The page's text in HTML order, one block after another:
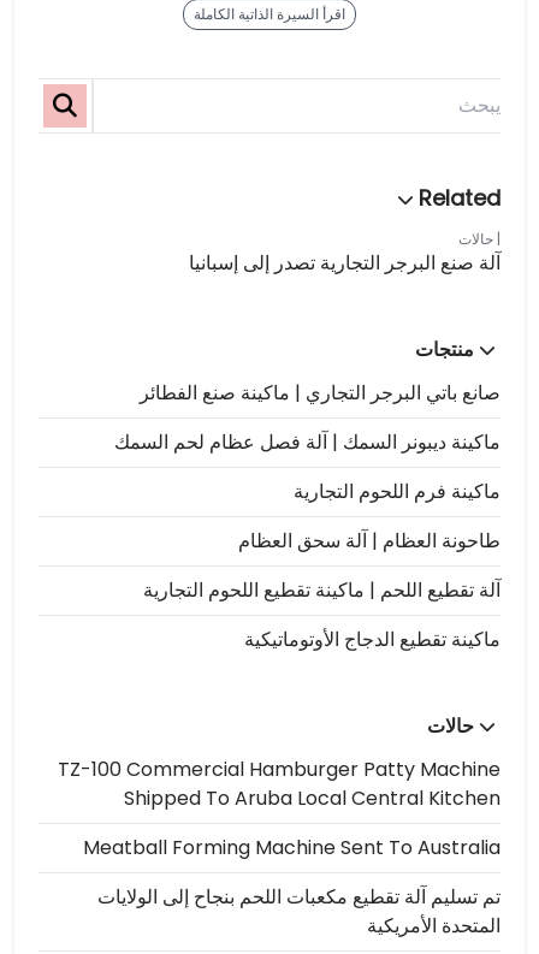
اقرأ السيرة الذاتية الكاملة
حالات
آلة صنع البرجر التجارية تصدر إلى إسبانيا
منتجات
صانع باتي البرجر التجاري | ماكينة صنع الفطائر
ماكينة ديبونر السمك | آلة فصل عظام لحم السمك
ماكينة فرم اللحوم التجارية
طاحونة العظام | آلة سحق العظام
آلة تقطيع اللحم | ماكينة تقطيع اللحوم التجارية
ماكينة تقطيع الدجاج الأوتوماتيكية
حالات
TZ-100 Commercial Hamburger Patty Machine
Shipped To Aruba Local Central Kitchen
Meatball Forming Machine Sent To Australia
تم تسليم آلة تقطيع مكعبات اللحم بنجاح إلى الولايات
المتحدة الأمريكية